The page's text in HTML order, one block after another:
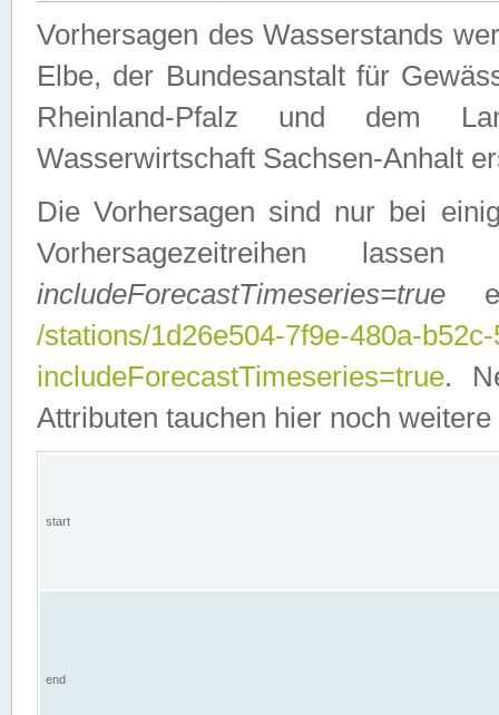
Vorhersagen des Wasserstands
Elbe, der Bundesanstalt für
Rheinland-Pfalz und dem
Wasserwirtschaft Sachsen-Anhalt
Die Vorhersagen sind nur bei
Vorhersagezeitreihen
includeForecastTimeseries=true
/stations/1d26e504-7f9e-480a-
includeForecastTimeseries=true.
Attributen tauchen hier noch weitere
start
end